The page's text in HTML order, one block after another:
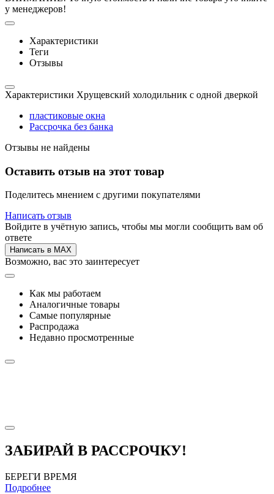
у менеджеров!
Характеристики
Теги
Отзывы
Характеристики Хрущевский холодильник с одной дверкой
пластиковые окна
Рассрочка без банка
Отзывы не найдены
Оставить отзыв на этот товар
Поделитесь мнением с другими покупателями
Написать отзыв
Войдите в учётную запись, чтобы мы могли сообщить вам об
ответе
Написать в MAX
Возможно, вас это заинтересует
Как мы работаем
Аналогичные товары
Самые популярные
Распродажа
Недавно просмотренные
ЗАБИРАЙ В РАССРОЧКУ!
БЕРЕГИ ВРЕМЯ
Подробнее